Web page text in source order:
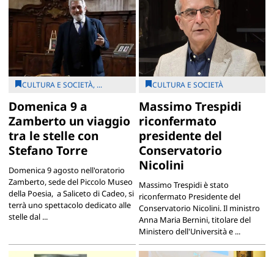
CULTURA E SOCIETÀ, ...
Domenica 9 a
Zamberto un viaggio
tra le stelle con
Stefano Torre
Domenica 9 agosto nell'oratorio
Zamberto, sede del Piccolo Museo
della Poesia, a Saliceto di Cadeo, si
terrà uno spettacolo dedicato alle
stelle dal ...
CULTURA E SOCIETÀ
Massimo Trespidi
riconfermato
presidente del
Conservatorio
Nicolini
Massimo Trespidi è stato
riconfermato Presidente del
Conservatorio Nicolini. Il ministro
Anna Maria Bernini, titolare del
Ministero dell'Università e ...